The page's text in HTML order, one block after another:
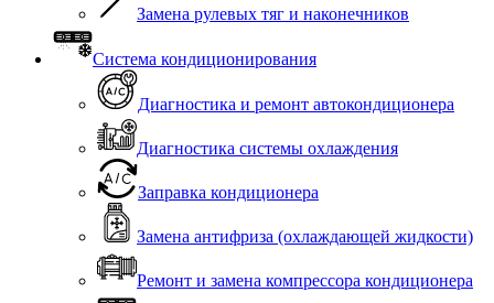
Замена рулевых тяг и наконечников
Система кондиционирования
Диагностика и ремонт автокондиционера
Диагностика системы охлаждения
Заправка кондиционера
Замена антифриза (охлаждающей жидкости)
Ремонт и замена компрессора кондиционера